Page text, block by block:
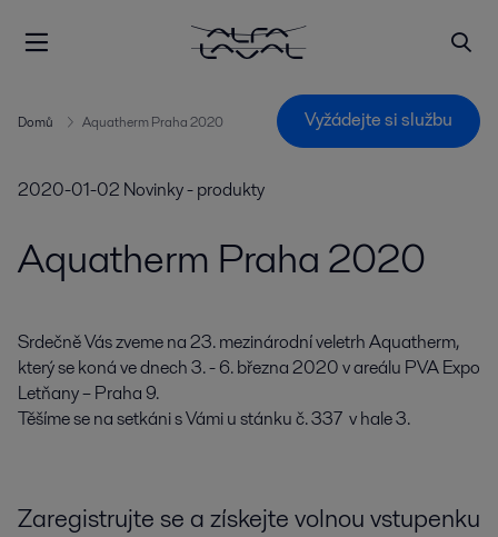
Domů Aquatherm Praha 2020 Vyžádejte si službu
2020-01-02 Novinky - produkty
Aquatherm Praha 2020
Srdečně Vás zveme na 23. mezinárodní veletrh Aquatherm,
který se koná ve dnech 3. - 6. března 2020 v areálu PVA Expo
Letňany – Praha 9.
Těšíme se na setkáni s Vámi u stánku č. 337  v hale 3.
Zaregistrujte se a získejte volnou vstupenku